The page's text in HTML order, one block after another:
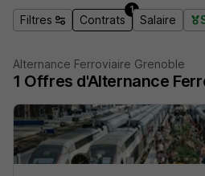
Filtres Contrats
1
Salaire
Alternance Ferroviaire Grenoble
1 Offres d'Alternance